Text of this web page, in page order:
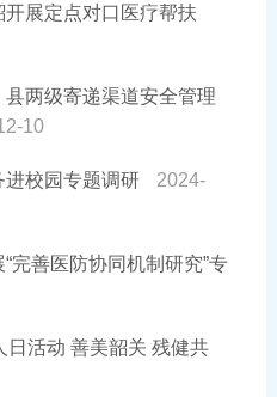
展定点对口医疗帮扶
两级寄递渠道安全管理
10
校园专题调研
2024-
完善医防协同机制研究”专
活动 善美韶关 残健共